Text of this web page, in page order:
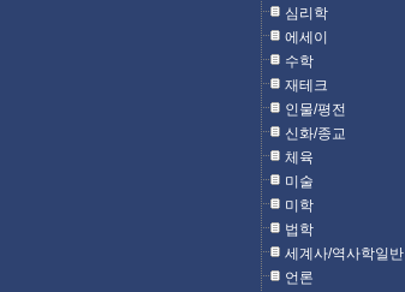
심리학
에세이
수학
재테크
인물/평전
신화/종교
체육
미술
미학
법학
세계사/역사학일반
언론